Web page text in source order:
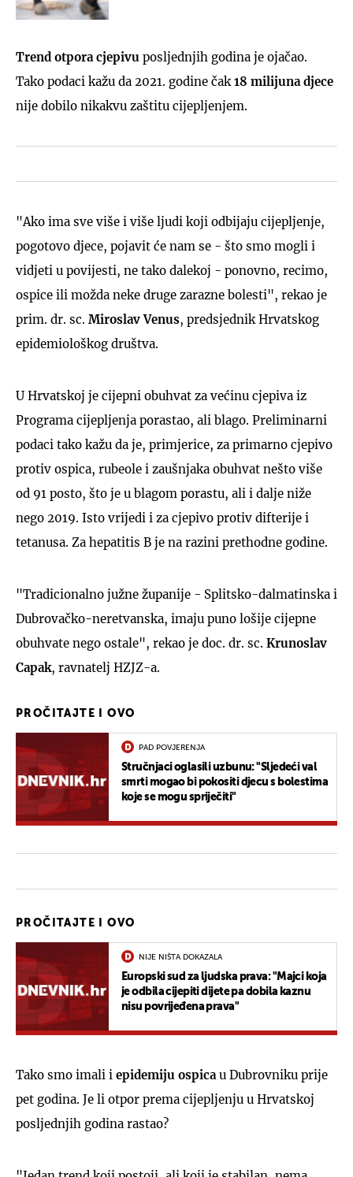
Trend otpora cjepivu posljednjih godina je ojačao.
Tako podaci kažu da 2021. godine čak 18 milijuna djece
nije dobilo nikakvu zaštitu cijepljenjem.
"Ako ima sve više i više ljudi koji odbijaju cijepljenje,
pogotovo djece, pojavit će nam se - što smo mogli i
vidjeti u povijesti, ne tako dalekoj - ponovno, recimo,
ospice ili možda neke druge zarazne bolesti", rekao je
prim. dr. sc. Miroslav Venus, predsjednik Hrvatskog
epidemiološkog društva.
U Hrvatskoj je cijepni obuhvat za većinu cjepiva iz
Programa cijepljenja porastao, ali blago. Preliminarni
podaci tako kažu da je, primjerice, za primarno cjepivo
protiv ospica, rubeole i zaušnjaka obuhvat nešto više
od 91 posto, što je u blagom porastu, ali i dalje niže
nego 2019. Isto vrijedi i za cjepivo protiv difterije i
tetanusa. Za hepatitis B je na razini prethodne godine.
"Tradicionalno južne županije - Splitsko-dalmatinska i
Dubrovačko-neretvanska, imaju puno lošije cijepne
obuhvate nego ostale", rekao je doc. dr. sc. Krunoslav
Capak, ravnatelj HZJZ-a.
PROČITAJTE I OVO
PAD POVJERENJA
Stručnjaci oglasili uzbunu: "Sljedeći val
smrti mogao bi pokositi djecu s bolestima
koje se mogu spriječiti"
PROČITAJTE I OVO
NIJE NIŠTA DOKAZALA
Europski sud za ljudska prava: "Majci koja
je odbila cijepiti dijete pa dobila kaznu
nisu povrijeđena prava"
Tako smo imali i epidemiju ospica u Dubrovniku prije
pet godina. Je li otpor prema cijepljenju u Hrvatskoj
posljednjih godina rastao?